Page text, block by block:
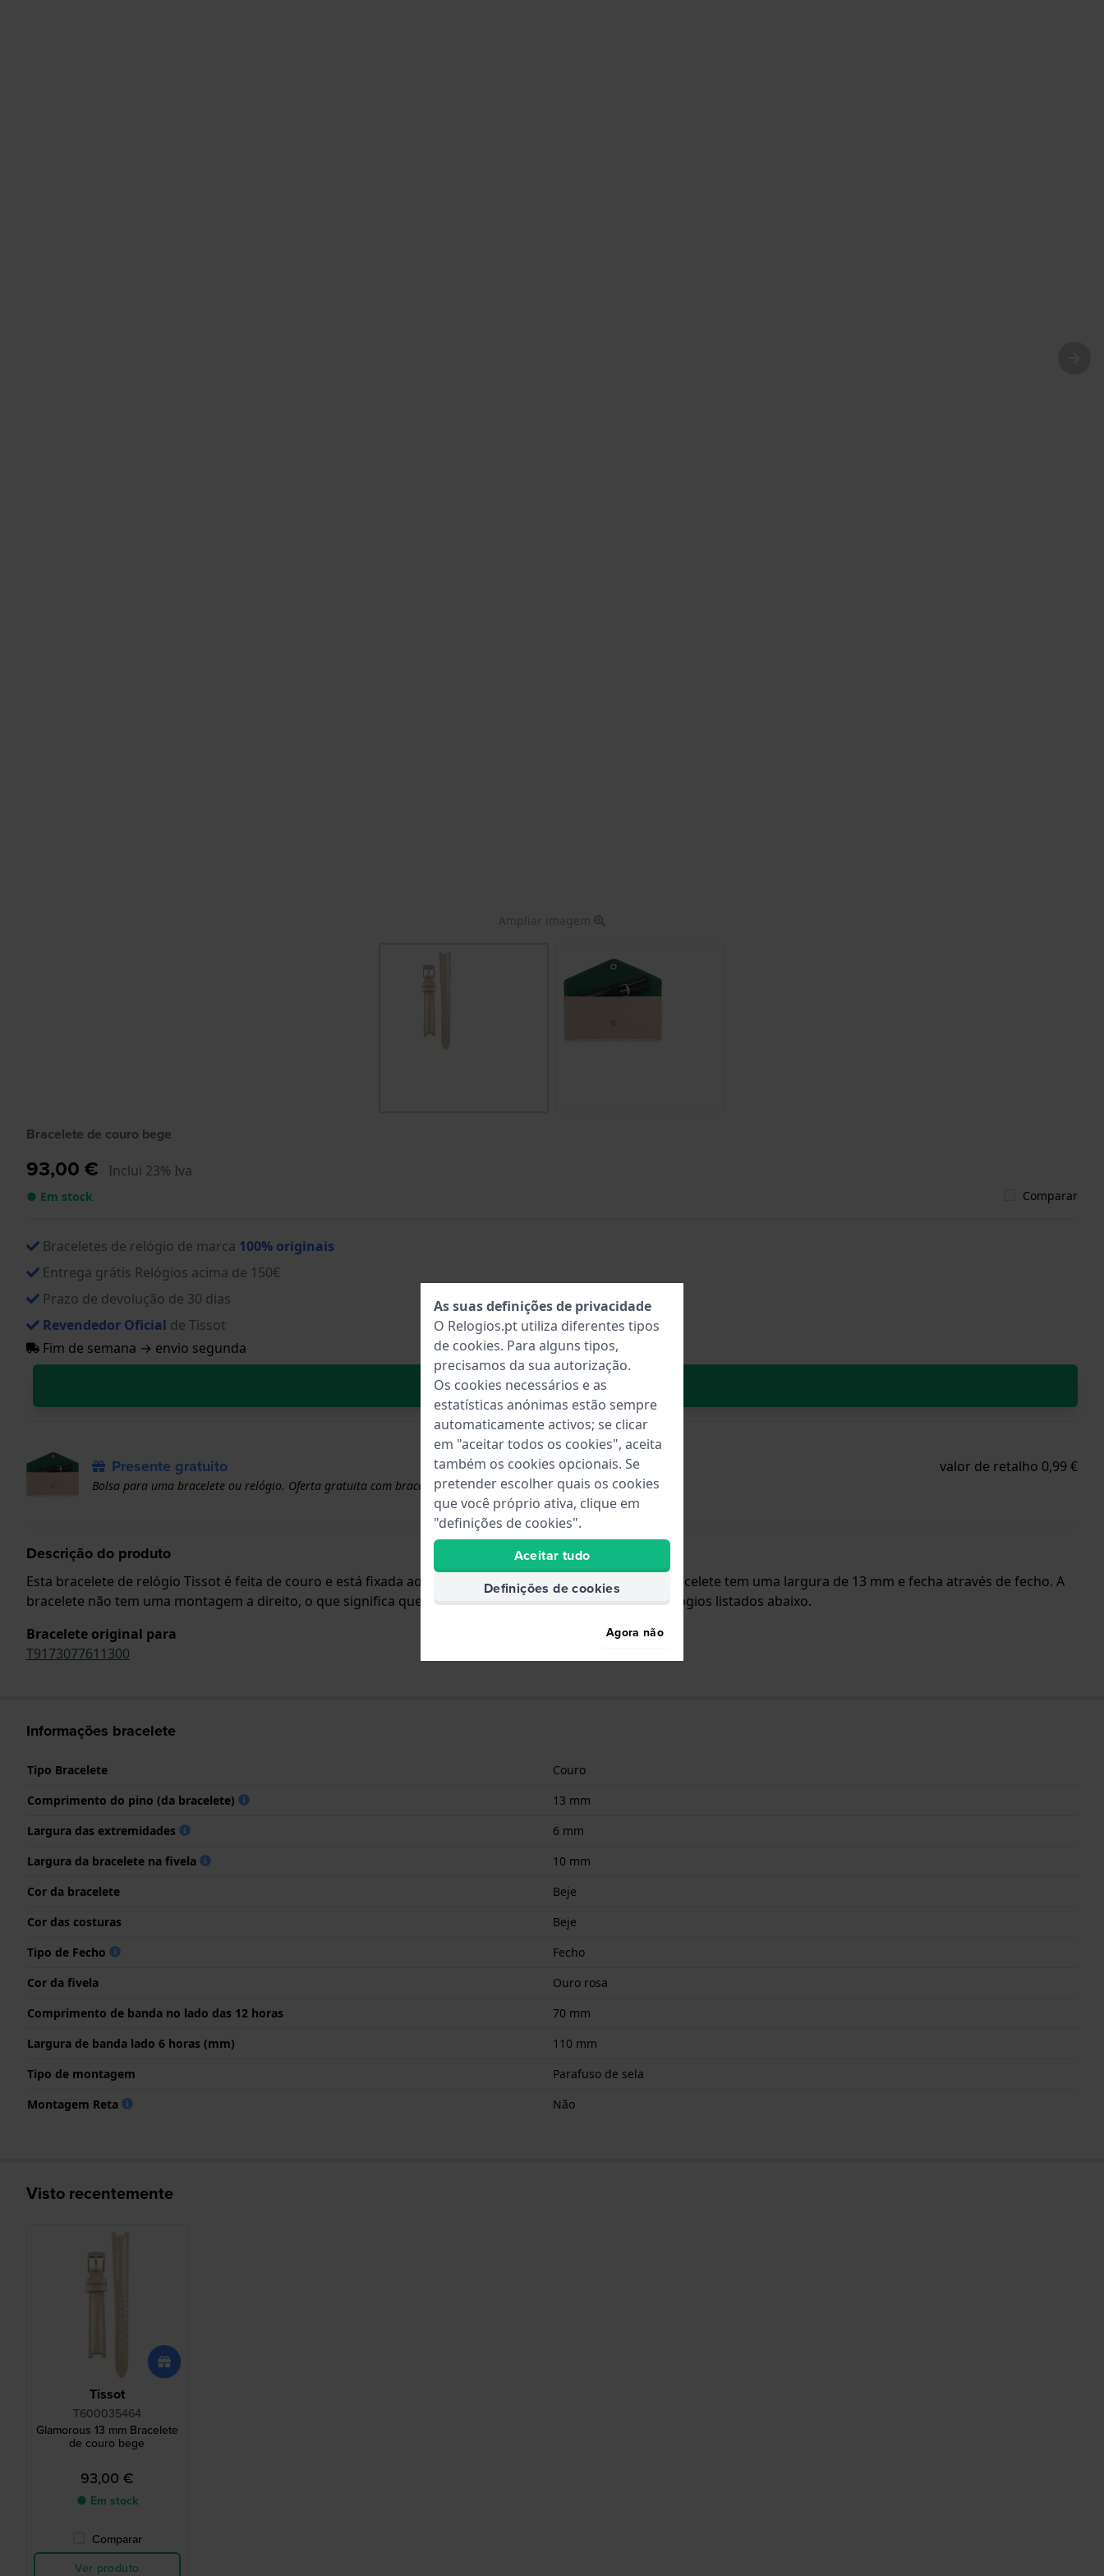
Ampliar imagem
Bracelete de couro bege
93,00 € Inclui 23% Iva
● Em stock Comparar
Braceletes de relógio de marca 100% originais
Entrega grátis Relógios acima de 150€
Prazo de devolução de 30 dias
Revendedor Oficial de Tissot
Fim de semana → envio segunda
No carrinho
Presente gratuito valor de retalho 0,99 €
Bolsa para uma bracelete ou relógio. Oferta gratuita com braceletes superiores a 50 euros
Descrição do produto
Esta bracelete de relógio Tissot é feita de couro e está fixada ao relógio através de parafuso de sela. A bracelete tem uma largura de 13 mm e fecha através de fecho. A
bracelete não tem uma montagem a direito, o que significa que esta bracelete só é adequada para os relógios listados abaixo.
Bracelete original para
T9173077611300
Informações bracelete
Tipo Bracelete
Couro
Comprimento do pino (da bracelete)
13 mm
Largura das extremidades
6 mm
Largura da bracelete na fivela
10 mm
Cor da bracelete
Beje
Cor das costuras
Beje
Tipo de Fecho
Fecho
Cor da fivela
Ouro rosa
Comprimento de banda no lado das 12 horas
70 mm
Largura de banda lado 6 horas (mm)
110 mm
Tipo de montagem
Parafuso de sela
Montagem Reta
Não
Visto recentemente
Tissot
T600035464
Glamorous 13 mm Bracelete
de couro bege
93,00 €
● Em stock
Comparar
Ver produto
As suas definições de privacidade
O Relogios.pt utiliza diferentes tipos
de cookies. Para alguns tipos,
precisamos da sua autorização.
Os cookies necessários e as
estatísticas anónimas estão sempre
automaticamente activos; se clicar
em "aceitar todos os cookies", aceita
também os cookies opcionais. Se
pretender escolher quais os cookies
que você próprio ativa, clique em
"definições de cookies".
Aceitar tudo
Definições de cookies
Agora não